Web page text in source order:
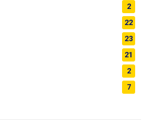
2
22
23
21
2
7